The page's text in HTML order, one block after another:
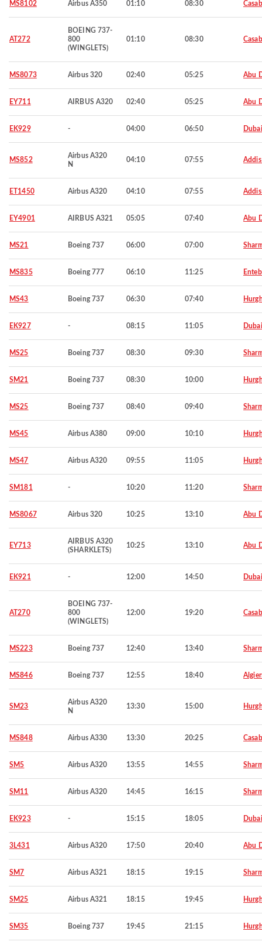
MS8102 Airbus A350 01:10 08:30
AT272
BOEING 737-
800
(WINGLETS)
01:10 08:30
MS8073 Airbus 320 02:40 05:25 Abu
EY711 AIRBUS A320 02:40 05:25 Abu
EK929 - 04:00 06:50 Dubai
MS852
Airbus A320
N
04:10 07:55
ET1450 Airbus A320 04:10 07:55
EY4901 AIRBUS A321 05:05 07:40 Abu
MS21 Boeing 737 06:00 07:00
MS835 Boeing 777 06:10 11:25
MS43 Boeing 737 06:30 07:40
EK927 - 08:15 11:05 Dubai
MS25 Boeing 737 08:30 09:30
SM21 Boeing 737 08:30 10:00
MS25 Boeing 737 08:40 09:40
MS45 Airbus A380 09:00 10:10
MS47 Airbus A320 09:55 11:05
SM181 - 10:20 11:20
MS8067 Airbus 320 10:25 13:10 Abu
EY713
AIRBUS A320
(SHARKLETS)
10:25 13:10 Abu
EK921 - 12:00 14:50 Dubai
AT270
BOEING 737-
800
(WINGLETS)
12:00 19:20
MS223 Boeing 737 12:40 13:40
MS846 Boeing 737 12:55 18:40
SM23
Airbus A320
N
13:30 15:00
MS848 Airbus A330 13:30 20:25
SM5 Airbus A320 13:55 14:55
SM11 Airbus A320 14:45 16:15
EK923 - 15:15 18:05 Dubai
3L431 Airbus A320 17:50 20:40 Abu
SM7 Airbus A321 18:15 19:15
SM25 Airbus A321 18:15 19:45
SM35 Boeing 737 19:45 21:15